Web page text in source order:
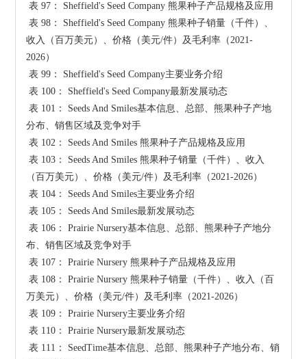
表 97： Sheffield's Seed Company 熊果种子产品规格及应用
表 98： Sheffield's Seed Company 熊果种子销量（千件）、
收入（百万美元）、价格（美元/件）及毛利率（2021-
2026）
表 99： Sheffield's Seed Company主要业务介绍
表 100： Sheffield's Seed Company最新发展动态
表 101： Seeds And Smiles基本信息、总部、熊果种子产地
分布、销售区域及竞争对手
表 102： Seeds And Smiles 熊果种子产品规格及应用
表 103： Seeds And Smiles 熊果种子销量（千件）、收入
（百万美元）、价格（美元/件）及毛利率（2021-2026）
表 104： Seeds And Smiles主要业务介绍
表 105： Seeds And Smiles最新发展动态
表 106： Prairie Nursery基本信息、总部、熊果种子产地分
布、销售区域及竞争对手
表 107： Prairie Nursery 熊果种子产品规格及应用
表 108： Prairie Nursery 熊果种子销量（千件）、收入（百
万美元）、价格（美元/件）及毛利率（2021-2026）
表 109： Prairie Nursery主要业务介绍
表 110： Prairie Nursery最新发展动态
表 111： SeedTime基本信息、总部、熊果种子产地分布、销